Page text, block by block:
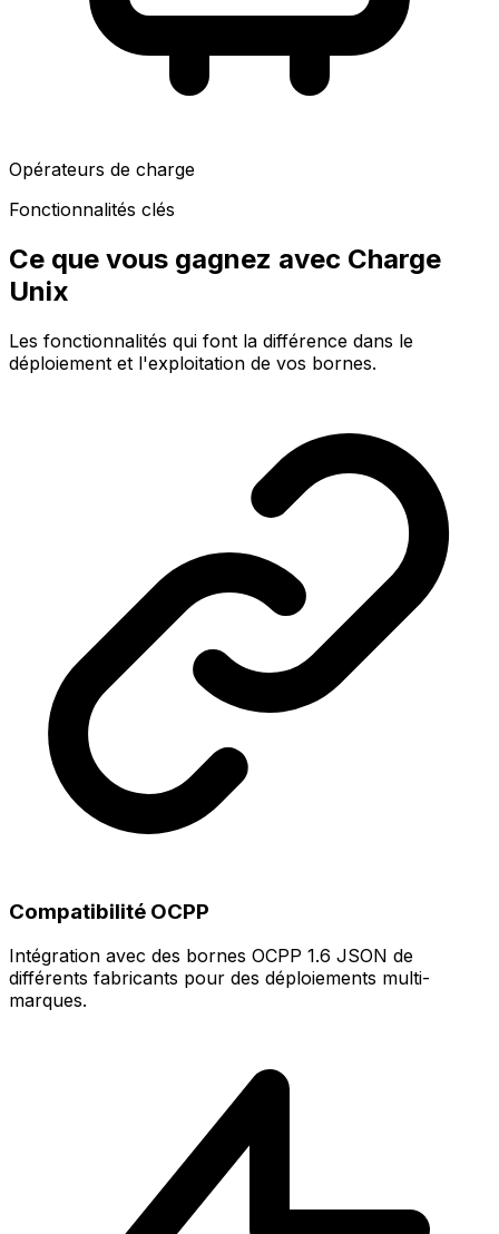
Opérateurs de charge
Fonctionnalités clés
Ce que vous gagnez avec Charge
Unix
Les fonctionnalités qui font la différence dans le
déploiement et l'exploitation de vos bornes.
Compatibilité OCPP
Intégration avec des bornes OCPP 1.6 JSON de
différents fabricants pour des déploiements multi-
marques.